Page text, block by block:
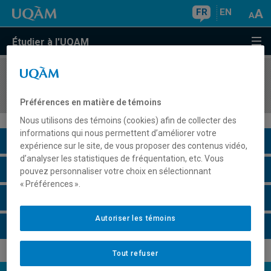
FR EN
Étudier à l'UQAM
COURS//
Description du cours
Horaire - Été 2026
Préférences en matière de témoins
Nous utilisons des témoins (cookies) afin de collecter des
informations qui nous permettent d’améliorer votre
expérience sur le site, de vous proposer des contenus vidéo,
d’analyser les statistiques de fréquentation, etc. Vous
pouvez personnaliser votre choix en sélectionnant
« Préférences ».
Tout refuser
Autoriser les témoins